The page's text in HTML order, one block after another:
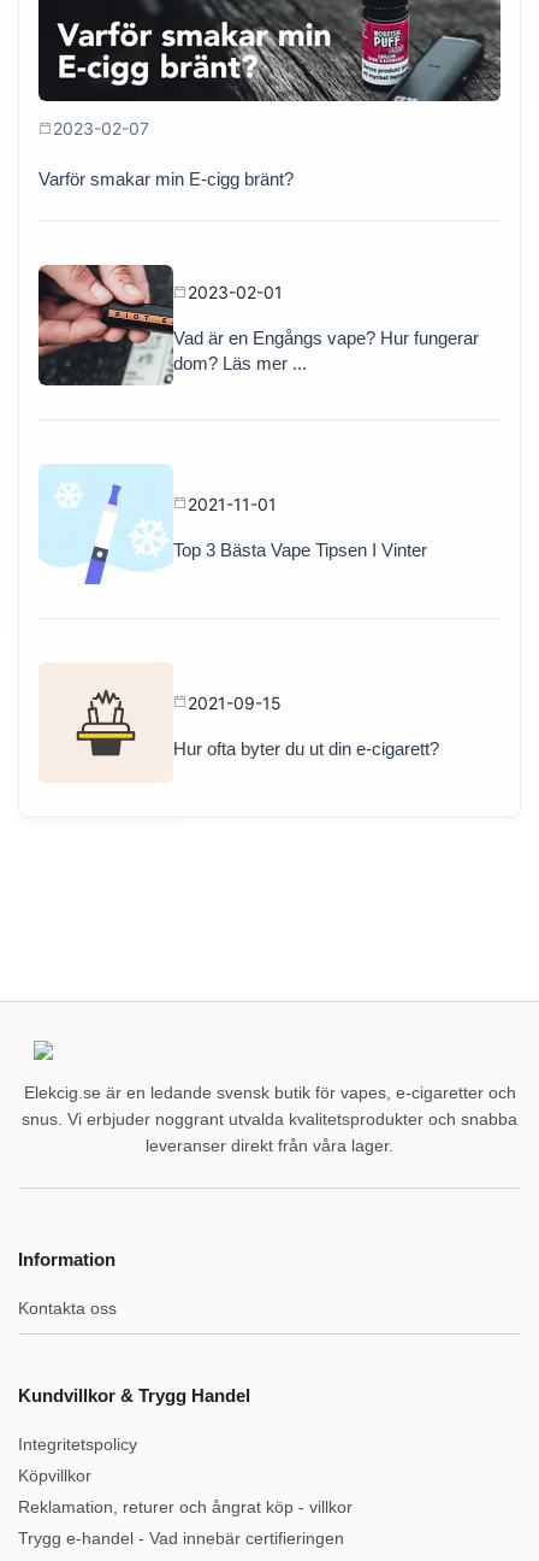
2023-02-07
Varför smakar min E-cigg bränt?
2023-02-01
Vad är en Engångs vape? Hur fungerar
dom? Läs mer ...
2021-11-01
Top 3 Bästa Vape Tipsen I Vinter
2021-09-15
Hur ofta byter du ut din e-cigarett?
Elekcig.se är en ledande svensk butik för vapes, e-cigaretter och
snus. Vi erbjuder noggrant utvalda kvalitetsprodukter och snabba
leveranser direkt från våra lager.
Information
Kontakta oss
Kundvillkor & Trygg Handel
Integritetspolicy
Köpvillkor
Reklamation, returer och ångrat köp - villkor
Trygg e-handel - Vad innebär certifieringen